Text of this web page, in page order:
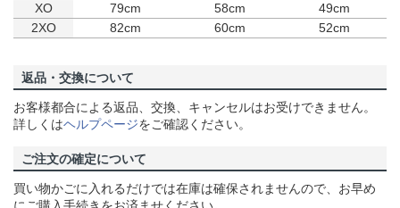
XO
79cm 58cm
49cm
2XO
82cm 60cm 52cm
返品・交換について
お客様都合による返品、交換、キャンセルはお受けできません。
詳しくはヘルプページをご確認ください。
ご注文の確定について
買い物かごに入れるだけでは在庫は確保されませんので、お早め